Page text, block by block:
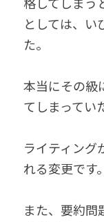
としては、い
た。
本当にその級
てしまってい
ライティング
れる変更です。
また、要約